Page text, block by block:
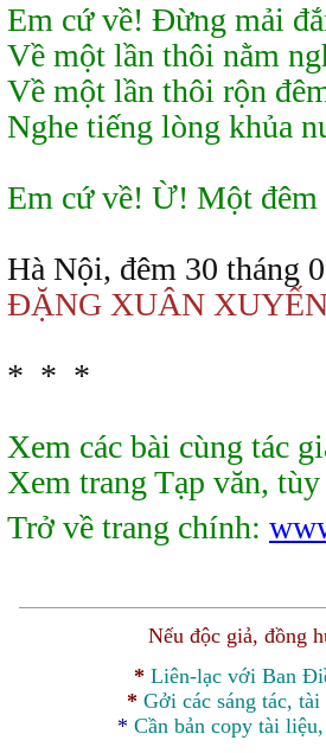
Em cứ về! Đừng mải
Về một lần thôi nằm
Về một lần thôi rộn
Nghe tiếng lòng khủa
Em cứ về! Ừ! Một đêm
Hà Nội, đêm 30 tháng
ĐẶNG XUÂN
* * *
Xem các bài cùng tác
Xem trang Tạp văn,
Trở về trang chính:
Nếu độc giả, đồng
* Liên-lạc với Ban
* Gởi các sáng tác,
* Cần bản copy tài